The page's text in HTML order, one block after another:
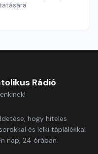
Rádió
hogy hiteles
és lelki táplálékkal
nap, 24 órában.